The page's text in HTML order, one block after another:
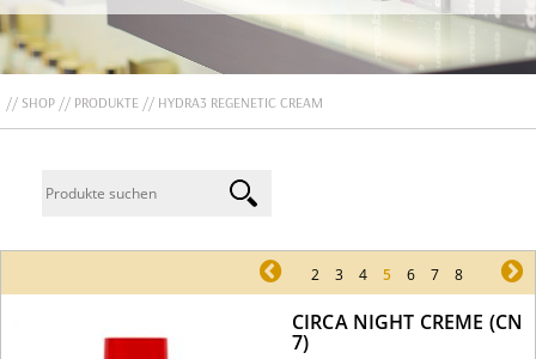
SHOP PRODUKTE HYDRA3 REGENETIC CREAM
pr 2 3 4 5 6 7 8
CIRCA NIGHT CREME (CN
7)